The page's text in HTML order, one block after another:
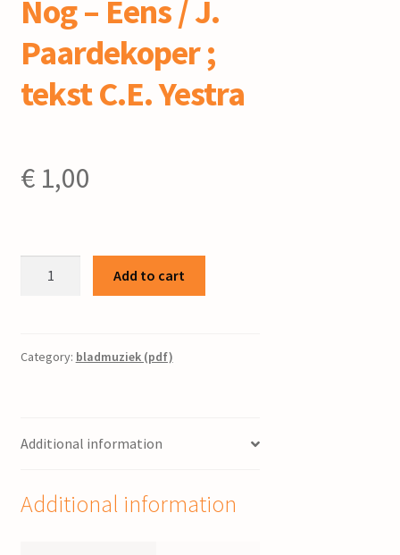
Nog – Eens / J.
Paardekoper ;
tekst C.E. Yestra
€1,00
J.
C.E.
Add to cart
Category: bladmuziek (pdf)
Additional information
Additional information